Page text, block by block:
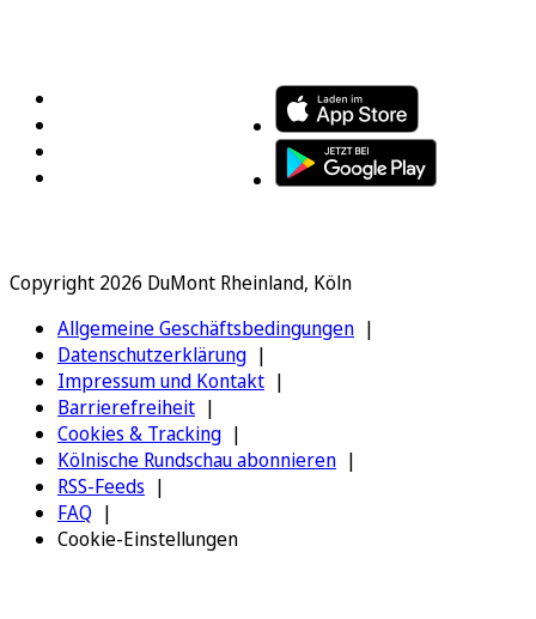
Copyright 2026 DuMont Rheinland, Köln
Allgemeine Geschäftsbedingungen
Datenschutzerklärung
Impressum und Kontakt
Barrierefreiheit
Cookies & Tracking
Kölnische Rundschau abonnieren
RSS-Feeds
FAQ
Cookie-Einstellungen